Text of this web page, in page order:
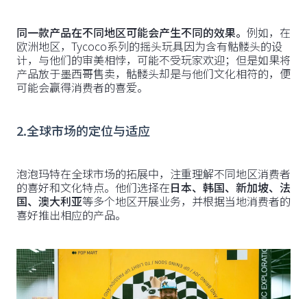
同一款产品在不同地区可能会产生不同的效果。 例如，在
欧洲地区，Tycoco系列的摇头玩具因为含有骷髅头的设
计，与他们的审美相悖，可能不受玩家欢迎；但是如果将
产品放于墨西哥售卖，骷髅头却是与他们文化相符的，便
可能会赢得消费者的喜爱。
2.全球市场的定位与适应
泡泡玛特在全球市场的拓展中，注重理解不同地区消费者
的喜好和文化特点。他们选择在日本、韩国、新加坡、法
国、澳大利亚等多个地区开展业务，并根据当地消费者的
喜好推出相应的产品。